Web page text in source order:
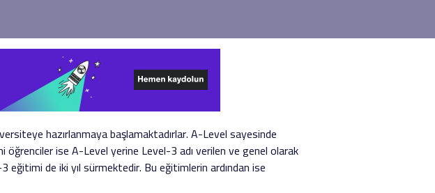
hazırlanmaya başlamaktadırlar. A-Level sayesinde
öğrenciler ise A-Level yerine Level-3 adı verilen ve genel olarak
de iki yıl sürmektedir. Bu eğitimlerin ardından ise